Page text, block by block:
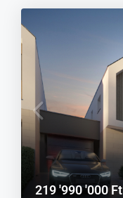
219 '990 '000 Ft